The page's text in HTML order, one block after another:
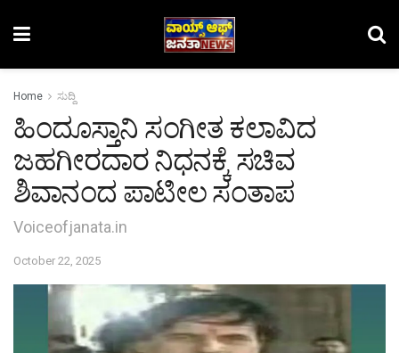
Home ಸುದ್ದಿ
ಹಿಂದೂಸ್ತಾನಿ ಸಂಗೀತ ಕಲಾವಿದ
ಜಹಗೀರದಾರ ನಿಧನಕ್ಕೆ ಸಚಿವ
ಶಿವಾನಂದ ಪಾಟೀಲ ಸಂತಾಪ
Voiceofjanata.in
October 22, 2025